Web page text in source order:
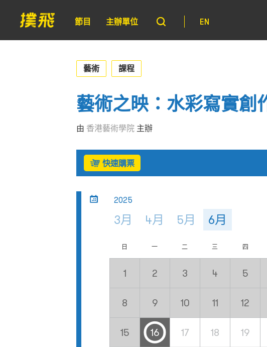
節目 主辦單位 EN
藝術 課程
藝術之映：水彩寫實創
由 香港藝術學院 主辦
快速購票
2025
3月 4月 5月 6月
日 一 二 三 四
1 2 3 4 5
8 9 10 11 12
15 16 17 18 19